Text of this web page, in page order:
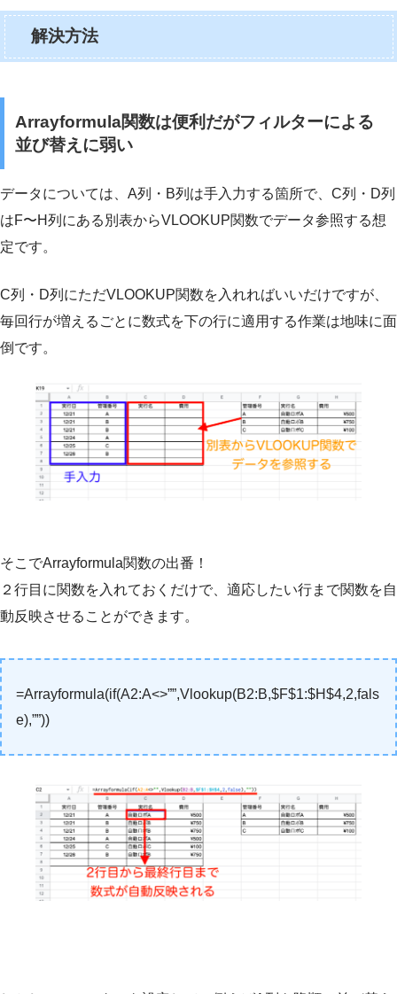
解決方法
Arrayformula関数は便利だがフィルターによる
並び替えに弱い
データについては、A列・B列は手入力する箇所で、C列・D列
はF〜H列にある別表からVLOOKUP関数でデータ参照する想
定です。
C列・D列にただVLOOKUP関数を入れればいいだけですが、
毎回行が増えるごとに数式を下の行に適用する作業は地味に面
倒です。
そこでArrayformula関数の出番！
２行目に関数を入れておくだけで、適応したい行まで関数を自
動反映させることができます。
=Arrayformula(if(A2:A<>””,Vlookup(B2:B,$F$1:$H$4,2,fals
e),””))